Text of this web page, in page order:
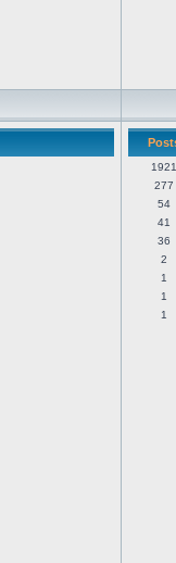
1921
277
54
41
36
2
1
1
1